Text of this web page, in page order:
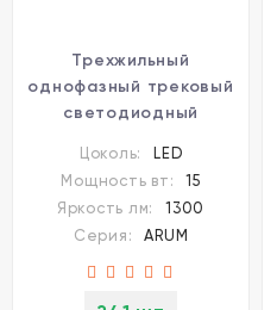
Трехжильный
однофазный трековый
светодиодный
ARUM 358804 1300лм
15Вт
Цоколь:
LED
Мощность вт:
15
Яркость лм:
1300
Серия:
ARUM